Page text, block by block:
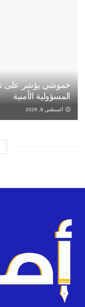
حموشي يؤشر على
المسؤولية الأمنية
أغسطس 8, 2026